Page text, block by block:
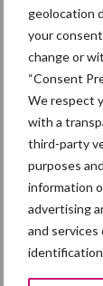
geolocation
your consent
change or
“Consent
We respect
with a
third-party
purposes
information
advertising
and services
Primaire
Sidebar
7 aug